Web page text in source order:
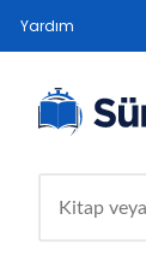
Yardım